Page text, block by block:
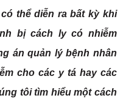
thể diễn ra bất kỳ khi
bị cách ly có nhiễm
án quản lý bệnh nhân
cho các y tá hay các
tôi tìm hiểu một cách